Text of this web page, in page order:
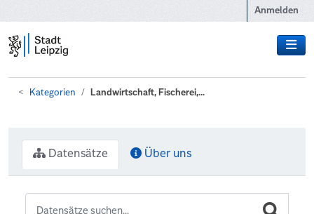
Anmelden
Kategorien Landwirtschaft, Fischerei,...
Datensätze Über uns